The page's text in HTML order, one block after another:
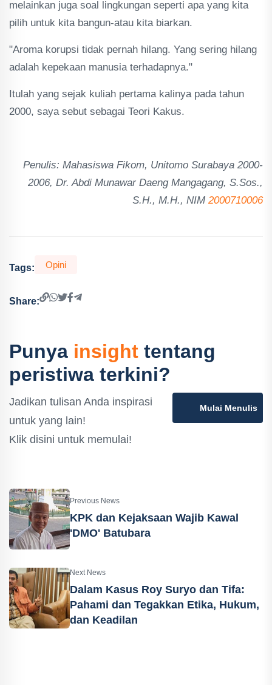
melainkan juga soal lingkungan seperti apa yang kita
pilih untuk kita bangun-atau kita biarkan.
"Aroma korupsi tidak pernah hilang. Yang sering hilang
adalah kepekaan manusia terhadapnya."
Itulah yang sejak kuliah pertama kalinya pada tahun
2000, saya sebut sebagai Teori Kakus.
Penulis: Mahasiswa Fikom, Unitomo Surabaya 2000-
2006, Dr. Abdi Munawar Daeng Mangagang, S.Sos.,
S.H., M.H., NIM 2000710006
Tags: Opini
Share:
Punya insight tentang
peristiwa terkini?
Jadikan tulisan Anda inspirasi
untuk yang lain!
Klik disini untuk memulai!
Mulai Menulis
Previous News
KPK dan Kejaksaan Wajib Kawal
'DMO' Batubara
Next News
Dalam Kasus Roy Suryo dan Tifa:
Pahami dan Tegakkan Etika, Hukum,
dan Keadilan